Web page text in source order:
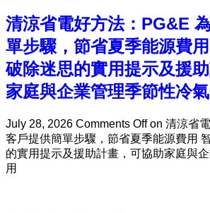
清涼省電好方法：PG&E
單步驟，節省夏季能源費用
破除迷思的實用提示及援
家庭與企業管理季節性冷
July 28, 2026 Comments Offon 清涼省
客戶提供簡單步驟，節省夏季能源費用
的實用提示及援助計畫，可協助家庭與
用